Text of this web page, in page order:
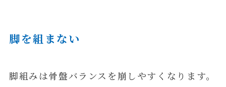
脚を組まない
脚組みは骨盤バランスを崩しやすくなります。